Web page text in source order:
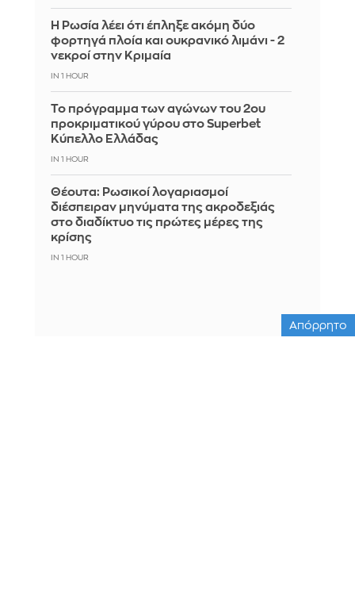
Η Ρωσία λέει ότι έπληξε ακόμη δύο
φορτηγά πλοία και ουκρανικό λιμάνι - 2
νεκροί στην Κριμαία
IN 1 HOUR
Το πρόγραμμα των αγώνων του 2ου
προκριματικού γύρου στο Superbet
Κύπελλο Ελλάδας
IN 1 HOUR
Θέουτα: Ρωσικοί λογαριασμοί
διέσπειραν μηνύματα της ακροδεξιάς
στο διαδίκτυο τις πρώτες μέρες της
κρίσης
IN 1 HOUR
Απόρρητο